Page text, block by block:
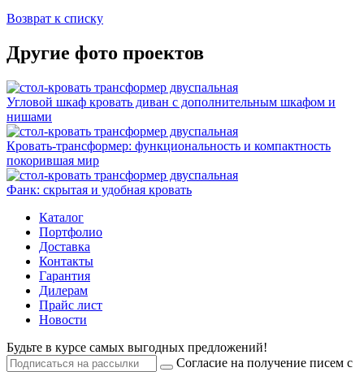
Возврат к списку
Другие фото проектов
Угловой шкаф кровать диван с дополнительным шкафом и
нишами
Кровать-трансформер: функциональность и компактность
покорившая мир
Фанк: скрытая и удобная кровать
Каталог
Портфолио
Доставка
Контакты
Гарантия
Дилерам
Прайс лист
Новости
Будьте в курсе самых выгодных предложений!
Согласие на получение писем с